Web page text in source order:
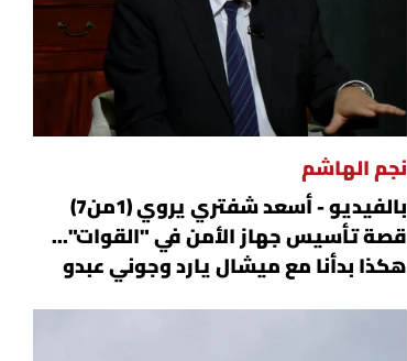
نجم الهاشم
بالفيديو - أسعد شفتري يروي (1من7)
قصة تأسيس جهاز الأمن في "القوات"...
هكذا بدأنا مع ميشال يارد وجوني عبدو